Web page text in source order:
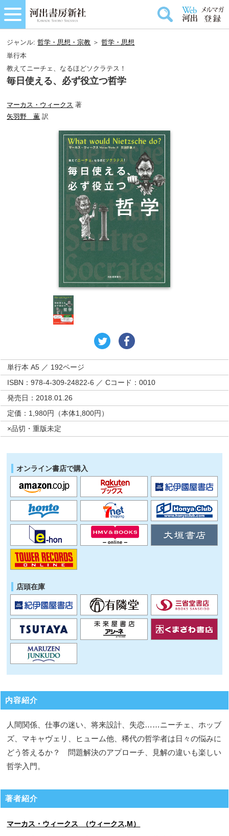
ジャンル:哲学・思想・宗教 ＞哲学・思想
単行本
教えてニーチェ、なるほどソクラテス！
毎日使える、必ず役立つ哲学
マーカス・ウィークス 著
矢羽野 薫 訳
単行本 A5 ／ 192ページ
ISBN：978-4-309-24822-6 ／ Cコード：0010
発売日：2018.01.26
定価：1,980円（本体1,800円）
×品切・重版未定
オンライン書店で購入
店頭在庫
内容紹介
人間関係、仕事の迷い、将来設計、失恋……ニーチェ、ホッブ
ズ、マキャヴェリ、ヒューム他、稀代の哲学者は日々の悩みに
どう答えるか？ 問題解決のアプローチ、見解の違いも楽しい
哲学入門。
著者紹介
マーカス・ウィークス （ウィークス,M）